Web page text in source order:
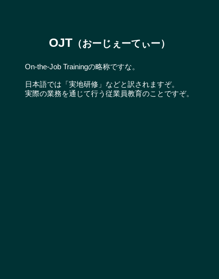
OJT （おーじぇーてぃー）
On-the-Job Trainingの略称ですな。
日本語では「実地研修」などと訳されますぞ。
実際の業務を通じて行う従業員教育のことですぞ。